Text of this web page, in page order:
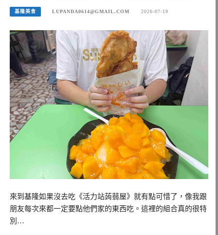
基隆美食 LUPANDA0614@GMAIL.COM 2026-07-19
來到基隆如果沒去吃《活力站蒟蒻屋》就有點可惜了，像我跟
朋友每次來都一定要點他們家的東西吃。這裡的組合真的很特
別…